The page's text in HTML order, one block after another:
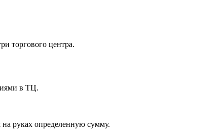
торгового центра.
в ТЦ.
руках определенную сумму.